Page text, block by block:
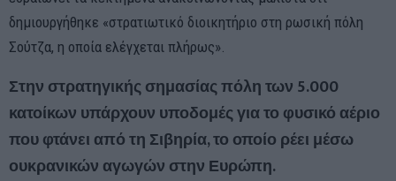
δημιουργήθηκε «στρατιωτικό διοικητήριο στη ρωσική πόλη
Σούτζα, η οποία ελέγχεται πλήρως».
Στην στρατηγικής σημασίας πόλη των 5.000
κατοίκων υπάρχουν υποδομές για το φυσικό αέριο
που φτάνει από τη Σιβηρία, το οποίο ρέει μέσω
ουκρανικών αγωγών στην Ευρώπη.